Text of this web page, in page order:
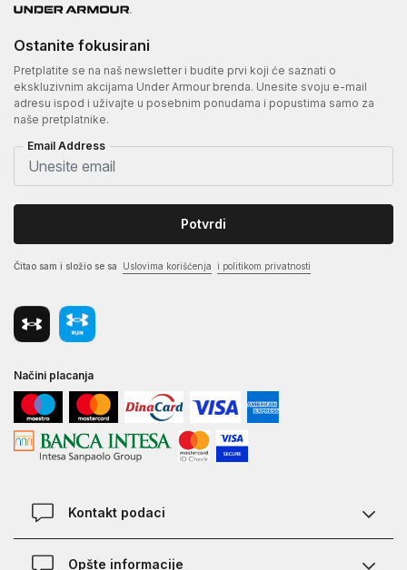
Ostanite fokusirani
Pretplatite se na naš newsletter i budite prvi koji će saznati o
ekskluzivnim akcijama Under Armour brenda. Unesite svoju e-mail
adresu ispod i uživajte u posebnim ponudama i popustima samo za
naše pretplatnike.
Email Address
Potvrdi
Čitao sam i složio se sa Uslovima korišćenja i politikom privatnosti
Načini placanja
Kontakt podaci
Chat
Opšte informacije